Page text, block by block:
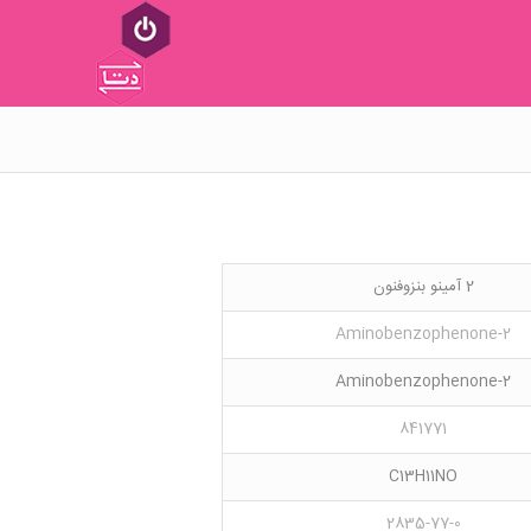
2 آمینو بنزوفنون
2-Aminobenzophenone
2-Aminobenzophenone
841771
C13H11NO
2835-77-0